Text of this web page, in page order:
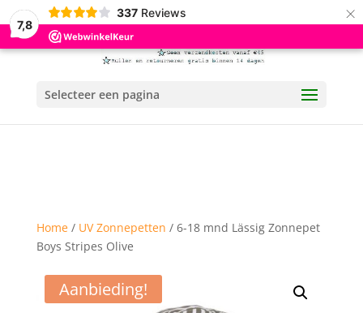
7,8
337 Reviews ×
Selecteer een pagina
Home/ UV Zonnepetten / 6-18 mnd Lässig Zonnepet
Boys Stripes Olive
Aanbieding!